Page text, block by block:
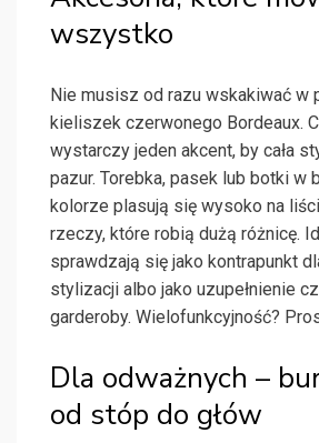
wszystko
Nie musisz od razu wskakiwać w
kieliszek czerwonego Bordeaux.
wystarczy jeden akcent, by cała
pazur. Torebka, pasek lub botki w
kolorze plasują się wysoko na
rzeczy, które robią dużą różnicę.
sprawdzają się jako kontrapunkt
stylizacji albo jako uzupełnienie
garderoby. Wielofunkcyjność?
Dla odważnych –
od stóp do głów